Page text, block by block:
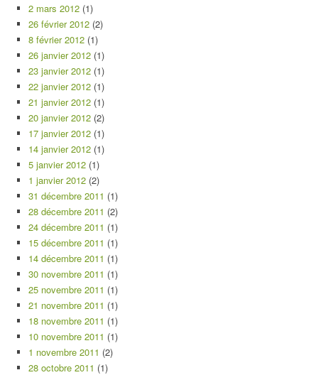
2 mars 2012 (1)
26 février 2012 (2)
8 février 2012 (1)
26 janvier 2012 (1)
23 janvier 2012 (1)
22 janvier 2012 (1)
21 janvier 2012 (1)
20 janvier 2012 (2)
17 janvier 2012 (1)
14 janvier 2012 (1)
5 janvier 2012 (1)
1 janvier 2012 (2)
31 décembre 2011 (1)
28 décembre 2011 (2)
24 décembre 2011 (1)
15 décembre 2011 (1)
14 décembre 2011 (1)
30 novembre 2011 (1)
25 novembre 2011 (1)
21 novembre 2011 (1)
18 novembre 2011 (1)
10 novembre 2011 (1)
1 novembre 2011 (2)
28 octobre 2011 (1)